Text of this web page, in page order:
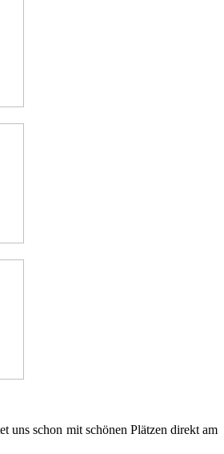
uns schon mit schönen Plätzen direkt am